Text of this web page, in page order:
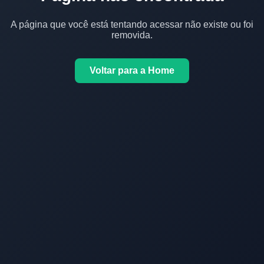
A página que você está tentando acessar não existe ou foi
removida.
Voltar para a Home